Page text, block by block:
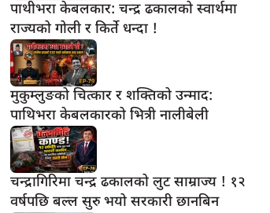
पाथीभरा केबलकार: चन्द्र ढकालको स्वार्थमा
राज्यको गोली र किर्ते धन्दा !
मुकुम्लुङको चित्कार र शक्तिको उन्माद:
पाथिभरा केबलकारको भित्री नालीबेली
चन्द्रागिरिमा चन्द्र ढकालको लुट साम्राज्य ! १२
वर्षपछि बल्ल सुरु भयो सरकारी छानबिन